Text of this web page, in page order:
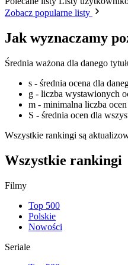
Zobacz popularne listy
Jak wyznaczamy
Średnia ważona dla danego
s - średnia ocena dla
g - liczba wystawionych
m - minimalna liczba
S - średnia ocen dla
Wszystkie rankingi są
Wszystkie rankingi
Filmy
Top 500
Polskie
Nowości
Seriale